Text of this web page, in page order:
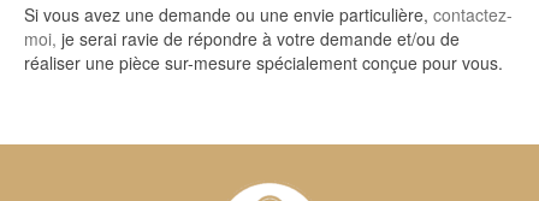
Si vous avez une demande ou une envie particulière, contactez-
moi, je serai ravie de répondre à votre demande et/ou de
réaliser une pièce sur-mesure spécialement conçue pour vous.